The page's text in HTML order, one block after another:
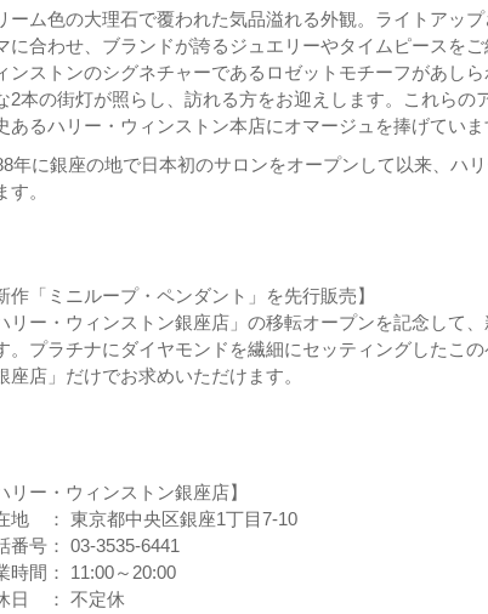
ーム色の大理石で覆われた気品溢れる外観。ライトアッ
に合わせ、ブランドが誇るジュエリーやタイムピースを
ンストンのシグネチャーであるロゼットモチーフがあし
2本の街灯が照らし、訪れる方をお迎えします。これら
あるハリー・ウィンストン本店にオマージュを捧げていま
年に銀座の地で日本初のサロンをオープンして以来、ハ
す。
作「ミニループ・ペンダント」を先行販売】
リー・ウィンストン銀座店」の移転オープンを記念して
。プラチナにダイヤモンドを繊細にセッティングしたこ
座店」だけでお求めいただけます。
リー・ウィンストン銀座店】
地 ： 東京都中央区銀座1丁目7-10
番号： 03-3535-6441
時間： 11:00～20:00
日 ： 不定休